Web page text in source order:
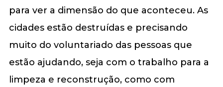
para ver a dimensão do que aconteceu. As
cidades estão destruídas e precisando
muito do voluntariado das pessoas que
estão ajudando, seja com o trabalho para a
limpeza e reconstrução, como com